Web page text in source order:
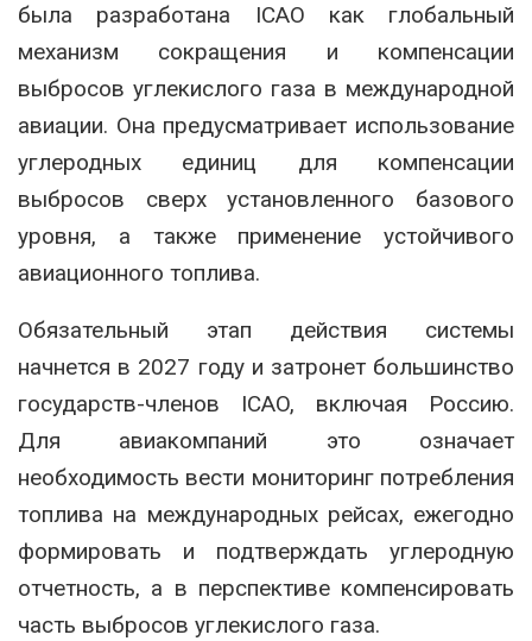
была разработана ICAO как глобальный
механизм сокращения и компенсации
выбросов углекислого газа в международной
авиации. Она предусматривает использование
углеродных единиц для компенсации
выбросов сверх установленного базового
уровня, а также применение устойчивого
авиационного топлива.
Обязательный этап действия системы
начнется в 2027 году и затронет большинство
государств-членов ICAO, включая Россию.
Для авиакомпаний это означает
необходимость вести мониторинг потребления
топлива на международных рейсах, ежегодно
формировать и подтверждать углеродную
отчетность, а в перспективе компенсировать
часть выбросов углекислого газа.